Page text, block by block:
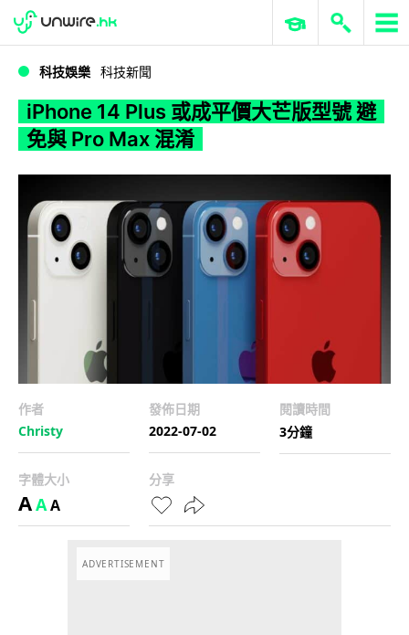
WWDC 2026 ERP 與商業 AI
科技娛樂 科技新聞
iPhone 14 Plus 或成平價大芒版型號 避
免與 Pro Max 混淆
作者
Christy
發佈日期
2022-07-02
閱讀時間
3分鐘
字體大小
AAA
分享
ADVERTISEMENT